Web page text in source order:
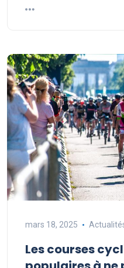
mars 18, 2025
Les courses